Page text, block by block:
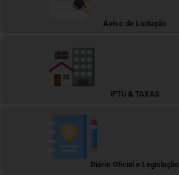
Aviso de Licitação
IPTU & TAXAS
Diário Oficial e Legislação